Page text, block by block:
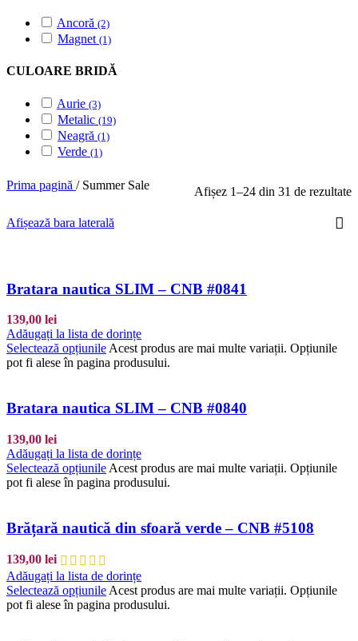
Ancoră (2)
Magnet (1)
CULOARE BRIDĂ
Aurie (3)
Metalic (19)
Neagră (1)
Verde (1)
Prima pagină / Summer Sale Afișez 1–24 din 31 de rezultate
Afișează bara laterală
Bratara nautica SLIM – CNB #0841
139,00 lei
Adăugați la lista de dorințe
Selectează opțiunileAcest produs are mai multe variații. Opțiunile
pot fi alese în pagina produsului.
Bratara nautica SLIM – CNB #0840
139,00 lei
Adăugați la lista de dorințe
Selectează opțiunile Acest produs are mai multe variații. Opțiunile
pot fi alese în pagina produsului.
Brățară nautică din sfoară verde – CNB #5108
139,00 lei
Adăugați la lista de dorințe
Selectează opțiunile Acest produs are mai multe variații. Opțiunile
pot fi alese în pagina produsului.